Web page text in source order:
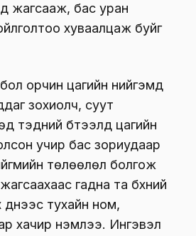
жагсааж, бас уран
хуваалцаж буйг
орчин цагийн нийгэмд
зохиолч, суут
тэдний бүтээлүүд цагийн
учир бас зориудаар
төлөөлөл болгож
гадна та бүхний
тухайн ном,
хачир нэмлээ. Ингэвэл